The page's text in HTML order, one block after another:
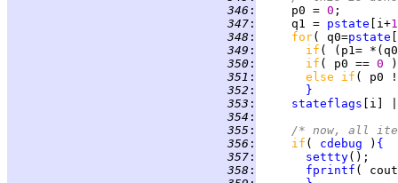
346 :
     p0 =
0
347 :
     q1 =
pstate [i+1
348 : for( q0=pstate
349 : if ( (p1=
350 : if ( p0 == 0
351 : else if ( p0
352 :
}
353 : stateflags [i]
354 :
355 :
/* now, all
356 : if ( cdebug ) {
357 : settty
358 : fprintf (